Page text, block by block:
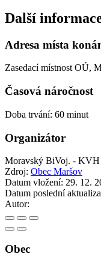
Další
Adresa místa
Zasedací místnost OÚ,
Časová náročnost
Doba trvání: 60 minut
Organizátor
Moravský BiVoj. - KVH
Zdroj: Obec Maršov
Datum vložení: 29. 12.
Datum poslední
Autor:
Obec